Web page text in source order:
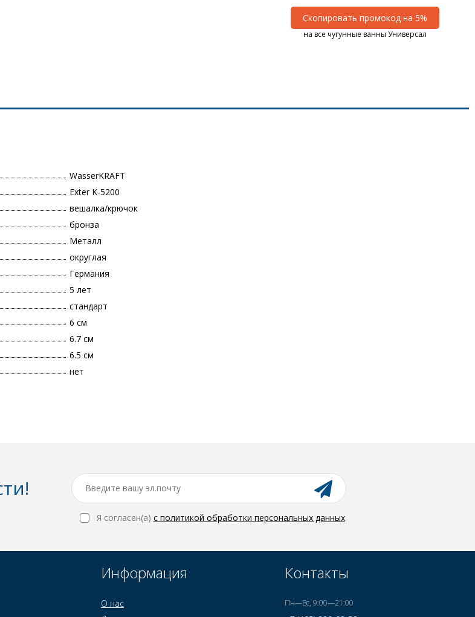
Скопировать промокод на 5%
на все чугунные ванны Универсал
WasserKRAFT
Exter K-5200
вешалка/крючок
бронза
Металл
округлая
Германия
5 лет
стандарт
6 см
6.7 см
6.5 см
нет
Я согласен(a) с политикой обработки персональных данных
Информация
О нас
Контакты
Пн—Вс, 9:00—21:00